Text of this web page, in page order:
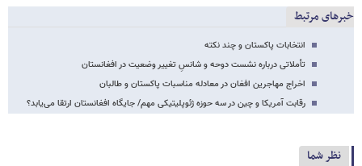
خبرهای مرتبط
انتخابات پاکستان و چند نکته
تأملاتی درباره نشست دوحه و شانسِ تغییر وضعیت در افغانستان
اخراج مهاجرین افغان در معادله مناسبات پاکستان و طالبان
رقابت آمریکا و چین در سه حوزه ژئوپلیتیکی مهم/ جایگاه افغانستان ارتقا می‌یابد؟
نظر شما